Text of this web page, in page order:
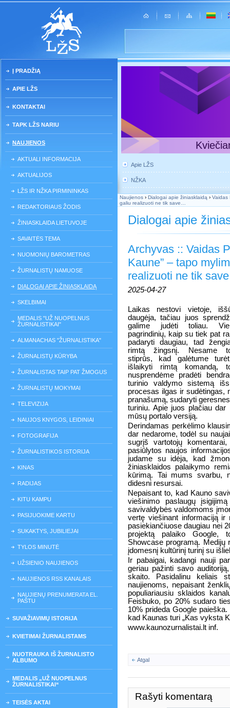
Į PRADŽIĄ
APIE LŽS
KONTAKTAI
TAPK LŽS NARIU
NAUJIENOS
AKTUALI INFORMACIJA
AKTUALIJOS
LŽS IR NŽKA PIRMININKAS
REDAKTORIAUS ŽODIS
ŽINIASKLAIDA LIETUVOJE
SAVAITĖS TEMA
NUOMONIŲ BAROMETRAS
ŽURNALISTŲ NAMUOSE
DIALOGAI APIE ŽINIASKLAIDĄ
SKELBIMAI
MEDALIS "UŽ NUOPELNUS
ŽURNALISTIKAI"
ALMANACHAS "ŽURNALISTIKA"
ŽURNALISTŲ KŪRYBA
ŽURNALISTAS TAIP PAT ŽMOGUS
ŽURNALISTŲ MOKYMAI
TELEVIZIJA
NAUJOS KNYGOS, LEIDINIAI
FOTOGRAFIJA
ŽURNALISTIKOS ISTORIJA
KINAS
RADIJAS
KITU KAMPU
PASIJUOKIME KARTU
SUKAKTYS, JUBILIEJAI
TYLOS MINUTĖ
UŽSIENIO NAUJIENOS
NAUJIENOS RSS KANALAIS
NAUJIENŲ PRENUMERATA EL.
PAŠTU
SUVAŽIAVIMŲ ISTORIJA
KVIETIMAI ŽURNALISTAMS
NUOTRAUKA IŠ ŽURNALISTO
ALBUMO
MEDALIS „UŽ NUOPELNUS
ŽURNALISTIKAI“
TEISĖS AKTAI
Apie LŽS
NŽKA
Naujienos › Dialogai apie žiniasklaidą › Vaidas
galiu realizuoti ne tik save…
Dialogai apie
Archyvas :: Vaidas
Kaune” – tapo
realizuoti ne tik
2025-04-27
Laikas nestovi vietoje,
daugėja, tačiau juos
galime judėti toliau.
pagrindinių, kaip su tiek pat
padaryti daugiau, tad
rimtą žingsnį. Nesame
stiprūs, kad galėtume
išlaikyti rimtą komandą,
nusprendėme pradėti
turinio valdymo sistemą
procesas ilgas ir sudėtingas,
pranašumą, sudaryti
turiniu. Apie juos plačiau
mūsų portalo versiją.
Derindamas perkėlimo
dar nedarome, todėl su
sugrįš vartotojų
pasiūlytos naujos
judame su idėja, kad
žiniasklaidos palaikymo
kūrimą. Tai mums svarbu,
didesni resursai.
Nepaisant to, kad Kauno
viešinimo paslaugų
savivaldybės valdomoms
vertę viešinant informaciją ir
pasiekiančiuose daugiau nei
projektą palaiko Google,
Showcase programą. Medijų
įdomesnį kultūrinį turinį su
Ir pabaigai, kadangi nauji
geriau pažinti savo
skaito. Pasidalinu keliais
naujienoms, nepaisant
populiariausiu sklaidos
Feisbuko, po 20% sudaro
10% prideda Google
kad Kaunas turi „Kas vyksta
www.kaunozurnalistai.lt inf.
Atgal
Rašyti komentarą